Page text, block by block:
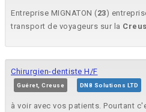
Entreprise MIGNATON (23)
transport de voyageurs sur la
Chirurgien-dentiste H/F
Guéret, Creuse DN8 Solutions LTD
à voir avec vos patients. Pourtant